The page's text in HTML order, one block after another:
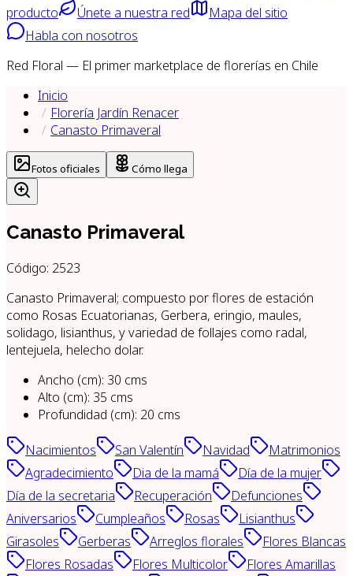
producto
Únete a nuestra red
Mapa del sitio
Habla con nosotros
Red Floral — El primer marketplace de florerías en Chile
Inicio
Florería Jardín Renacer
Canasto Primaveral
Fotos oficiales Cómo llega
Canasto Primaveral
Código: 2523
Canasto Primaveral; compuesto por flores de estación
como Rosas Ecuatorianas, Gerbera, eringio, maules,
solidago, lisianthus, y variedad de follajes como radal,
lentejuela, helecho dolar.
Ancho (cm): 30 cms
Alto (cm): 35 cms
Profundidad (cm): 20 cms
Nacimientos San Valentín Navidad
Matrimonios
Agradecimiento
Dia de la mamá
Día de la mujer
Día de la secretaria
Recuperación
Defunciones
Aniversarios
Cumpleaños Rosas
Lisianthus
Girasoles
Gerberas Arreglos florales
Flores Blancas
Flores Rosadas
Flores Multicolor
Flores Amarillas